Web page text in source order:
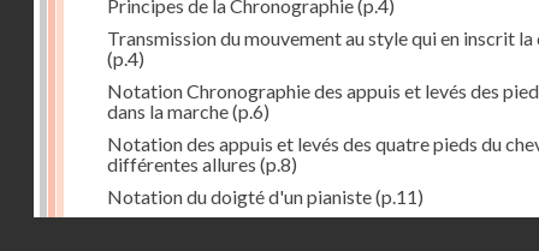
Principes de la Chronographie(p.4)
Transmission du mouvement au style qui en inscrit la
(p.4)
Notation Chronographie des appuis et levés des
dans la marche(p.6)
Notation des appuis et levés des quatre pieds du
différentes allures (p.8)
Notation du doigté d'un pianiste(p.11)